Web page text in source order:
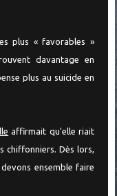
plus « favorables »
davantage en
plus au suicide en
affirmait qu'elle riait
chiffonniers. Dès lors,
ensemble faire